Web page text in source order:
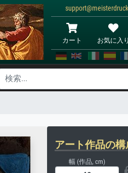
カート お気に入り
アート作品の構
幅 (作品, cm)